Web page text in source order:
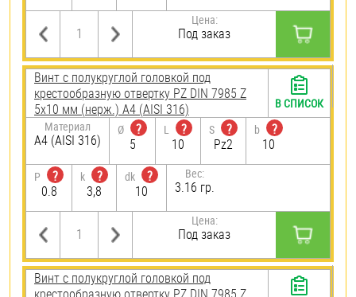
Цена:
Под заказ
Винт с полукруглой головкой под
крестообразную отвертку PZ DIN 7985 Z
5х10 мм (нерж.) A4 (AISI 316)
Материал
A4 (AISI 316)
Ø
?
5
L
?
10
S
?
Pz2
b
?
10
P
?
0.8
k
?
3,8
dk
?
10
Вес:
3.16 гр.
Цена:
Под заказ
В СПИСОК
Винт с полукруглой головкой под